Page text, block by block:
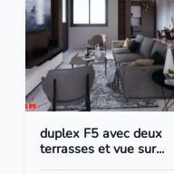
duplex F5 avec deux
terrasses et vue sur...